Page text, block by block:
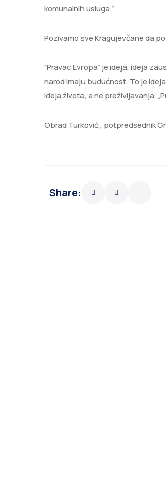
komunalnih usluga.“
Pozivamo sve Kragujevčane da
“Pravac Evropa” je ideja, ideja
narod imaju budućnost. To je
ideja života, a ne preživljavanja.
Obrad Turković,, potpredsednik
Share: